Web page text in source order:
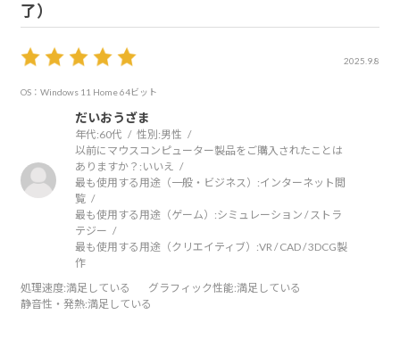
了）
2025.9.8
OS：Windows 11 Home 64ビット
だいおうざま
年代:60代 性別:男性
以前にマウスコンピューター製品をご購入されたことは
ありますか？: いいえ
最も使用する用途（一般・ビジネス）:インターネット閲
覧
最も使用する用途（ゲーム）:シミュレーション / ストラ
テジー
最も使用する用途（クリエイティブ）:VR / CAD / 3DCG製
作
処理速度:満足している グラフィック性能:満足している
静音性・発熱:満足している